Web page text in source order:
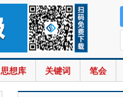
思想库 关键词 笔会